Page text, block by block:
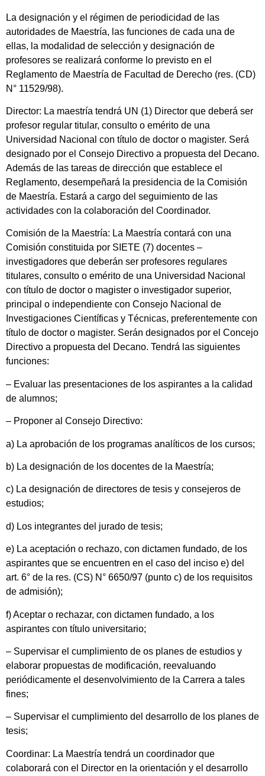
La designación y el régimen de periodicidad de las
autoridades de Maestría, las funciones de cada una de
ellas, la modalidad de selección y designación de
profesores se realizará conforme lo previsto en el
Reglamento de Maestría de Facultad de Derecho (res. (CD)
N° 11529/98).
Director: La maestría tendrá UN (1) Director que deberá ser
profesor regular titular, consulto o emérito de una
Universidad Nacional con título de doctor o magister. Será
designado por el Consejo Directivo a propuesta del Decano.
Además de las tareas de dirección que establece el
Reglamento, desempeñará la presidencia de la Comisión
de Maestría. Estará a cargo del seguimiento de las
actividades con la colaboración del Coordinador.
Comisión de la Maestría: La Maestría contará con una
Comisión constituida por SIETE (7) docentes –
investigadores que deberán ser profesores regulares
titulares, consulto o emérito de una Universidad Nacional
con título de doctor o magister o investigador superior,
principal o independiente con Consejo Nacional de
Investigaciones Científicas y Técnicas, preferentemente con
título de doctor o magister. Serán designados por el Concejo
Directivo a propuesta del Decano. Tendrá las siguientes
funciones:
– Evaluar las presentaciones de los aspirantes a la calidad
de alumnos;
– Proponer al Consejo Directivo:
a) La aprobación de los programas analíticos de los cursos;
b) La designación de los docentes de la Maestría;
c) La designación de directores de tesis y consejeros de
estudios;
d) Los integrantes del jurado de tesis;
e) La aceptación o rechazo, con dictamen fundado, de los
aspirantes que se encuentren en el caso del inciso e) del
art. 6° de la res. (CS) N° 6650/97 (punto c) de los requisitos
de admisión);
f) Aceptar o rechazar, con dictamen fundado, a los
aspirantes con título universitario;
– Supervisar el cumplimiento de os planes de estudios y
elaborar propuestas de modificación, reevaluando
periódicamente el desenvolvimiento de la Carrera a tales
fines;
– Supervisar el cumplimiento del desarrollo de los planes de
tesis;
Coordinar: La Maestría tendrá un coordinador que
colaborará con el Director en la orientación y el desarrollo